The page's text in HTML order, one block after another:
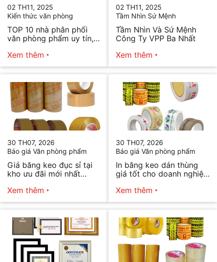
02 TH11, 2025
Kiến thức văn phòng
TOP 10 nhà phân phối
văn phòng phẩm uy tín,
Xem thêm
02 TH11, 2025
Tầm Nhìn Sứ Mệnh
Tầm Nhìn Và Sứ Mệnh
Công Ty VPP Ba Nhất
Xem thêm
30 TH07, 2026
Báo giá Văn phòng phẩm
Giá băng keo đục sỉ tại
kho ưu đãi mới nhất
Xem thêm
30 TH07, 2026
Báo giá Văn phòng phẩm
In băng keo dán thùng
giá tốt cho doanh nghiệp
Xem thêm